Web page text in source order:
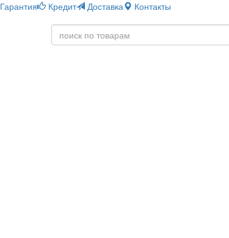
Гарантия Кредит Доставка
Контакты